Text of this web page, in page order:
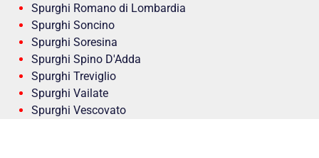
Spurghi Romano di Lombardia
Spurghi Soncino
Spurghi Soresina
Spurghi Spino D'Adda
Spurghi Treviglio
Spurghi Vailate
Spurghi Vescovato